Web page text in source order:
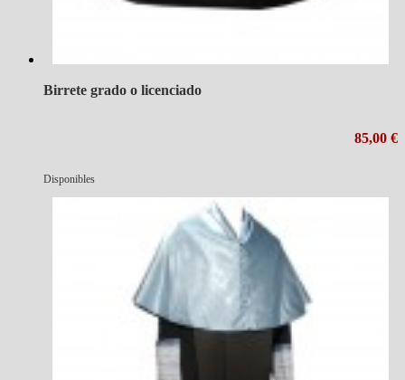
Birrete grado o licenciado
85,00 €
Disponibles